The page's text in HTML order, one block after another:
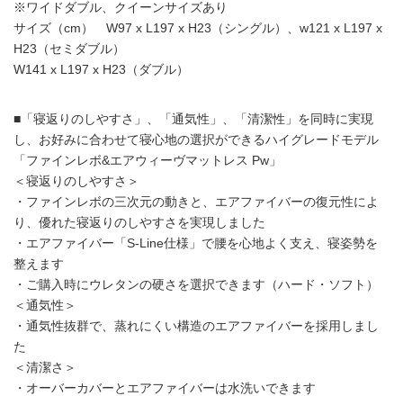
※ワイドダブル、クイーンサイズあり
サイズ（cm） W97 x L197 x H23（シングル）、w121 x L197 x
H23（セミダブル）
W141 x L197 x H23（ダブル）
■「寝返りのしやすさ」、「通気性」、「清潔性」を同時に実現
し、お好みに合わせて寝心地の選択ができるハイグレードモデル
「ファインレボ&エアウィーヴマットレス Pw」
＜寝返りのしやすさ＞
・ファインレボの三次元の動きと、エアファイバーの復元性によ
り、優れた寝返りのしやすさを実現しました
・エアファイバー「S-Line仕様」で腰を心地よく支え、寝姿勢を
整えます
・ご購入時にウレタンの硬さを選択できます（ハード・ソフト）
＜通気性＞
・通気性抜群で、蒸れにくい構造のエアファイバーを採用しまし
た
＜清潔さ＞
・オーバーカバーとエアファイバーは水洗いできます